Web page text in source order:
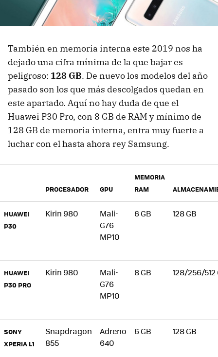
También en memoria interna este 2019 nos ha
dejado una cifra mínima de la que bajar es
peligroso: 128 GB. De nuevo los modelos del año
pasado son los que más descolgados quedan en
este apartado. Aquí no hay duda de que el
Huawei P30 Pro, con 8 GB de RAM y mínimo de
128 GB de memoria interna, entra muy fuerte a
luchar con el hasta ahora rey Samsung.
PROCESADOR GPU
MEMORIA
RAM
HUAWEI
P30
Kirin 980
Mali-
G76
MP10
6 GB 128 GB
HUAWEI
P30 PRO
Kirin 980
Mali-
G76
MP10
8 GB 128/256/512
SONY
XPERIA L1
Snapdragon
855
Adreno
640
6 GB 128 GB